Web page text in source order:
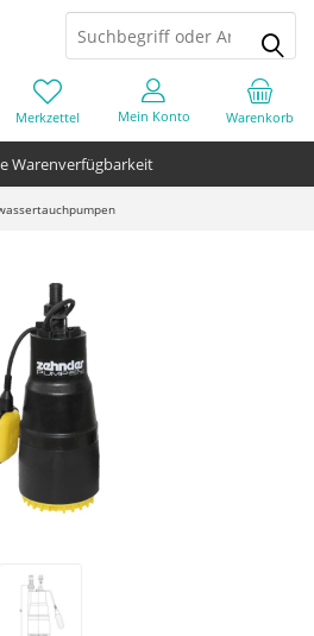
Warenverfügbarkeit
Warenkorb
Merkzettel Mein Konto